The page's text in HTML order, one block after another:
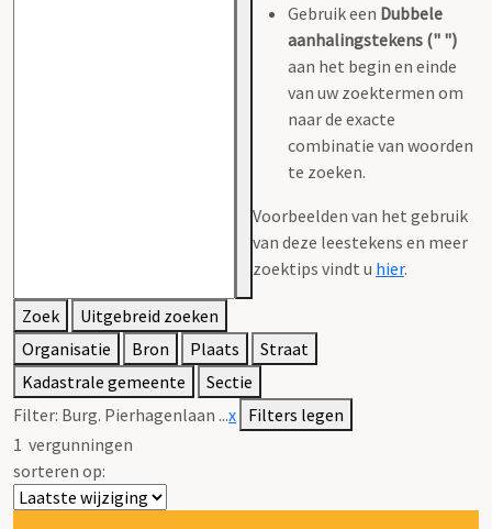
Gebruik een Dubbele
aanhalingstekens (" ")
aan het begin en einde
van uw zoektermen om
naar de exacte
combinatie van woorden
te zoeken.
Voorbeelden van het gebruik
van deze leestekens en meer
zoektips vindt u hier.
Zoek
Uitgebreid zoeken
Organisatie
Bron Plaats
Straat
Kadastrale gemeente
Sectie
Filter: Burg. Pierhagenlaan ...x Filters legen
1 vergunningen
sorteren op: